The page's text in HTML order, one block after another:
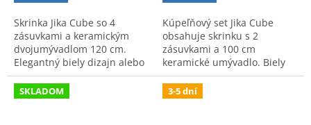
Skrinka Jika Cube so 4
zásuvkami a keramickým
dvojumývadlom 120 cm.
Elegantný biely dizajn alebo
dekor tmavý dub pre
moderný vzhľad vašej
kúpeľne.
Kúpeľňový set Jika Cube
obsahuje skrinku s 2
zásuvkami a 100 cm
keramické umývadlo. Biely
dizajn, k dispozícii aj v
dekore tmavý dub.
SKLADOM 3-5 dní